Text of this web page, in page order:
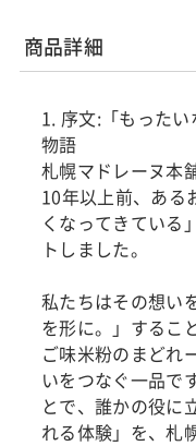
商品詳細
1. 序文:「もった
物語
札幌マドレーヌ本
10年以上前、ある
くなってきている
トしました。
私たちはその想い
を形に。」するこ
ご味米粉のまどれ
いをつなぐ一品で
とで、誰かの役に
れる体験」を、札